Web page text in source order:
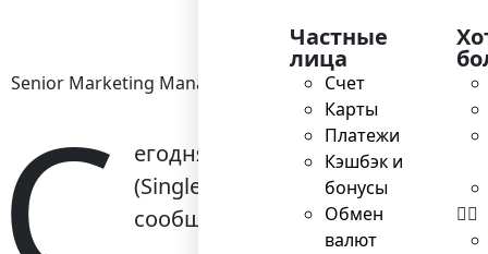
Частные
лица
Счет
Карты
Платежи
Кэшбэк и
бонусы
Обмен
валют
Senior Marketing Manager
егодня, когда речь заходит о
(Single message system, в
сообщений»).